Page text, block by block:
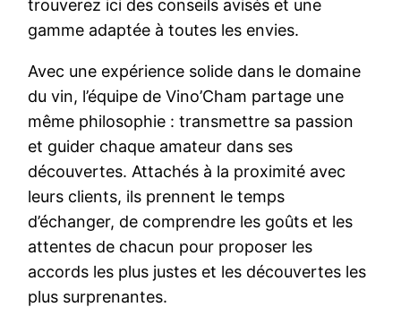
trouverez ici des conseils avisés et une
gamme adaptée à toutes les envies.
Avec une expérience solide dans le domaine
du vin, l’équipe de Vino’Cham partage une
même philosophie : transmettre sa passion
et guider chaque amateur dans ses
découvertes. Attachés à la proximité avec
leurs clients, ils prennent le temps
d’échanger, de comprendre les goûts et les
attentes de chacun pour proposer les
accords les plus justes et les découvertes les
plus surprenantes.